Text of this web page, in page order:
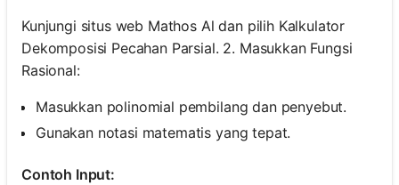
Kunjungi situs web Mathos Al dan pilih Kalkulator
Dekomposisi Pecahan Parsial. 2. Masukkan Fungsi
Rasional:
Masukkan polinomial pembilang dan penyebut.
Gunakan notasi matematis yang tepat.
Contoh Input: